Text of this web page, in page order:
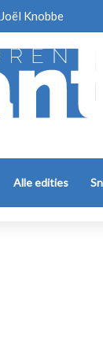
Alle edities